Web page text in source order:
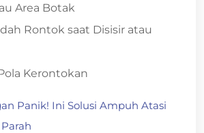
Area Botak
Rontok saat Disisir atau
Kerontokan
Panik! Ini Solusi Ampuh Atasi